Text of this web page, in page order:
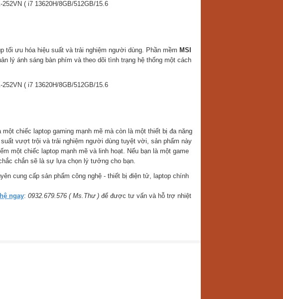
tối ưu hóa hiệu suất và trải nghiệm người dùng. Phần mềm MSI
lý ánh sáng bàn phím và theo dõi tình trạng hệ thống một cách
một chiếc laptop gaming mạnh mẽ mà còn là một thiết bị đa năng
vượt trội và trải nghiệm người dùng tuyệt vời, sản phẩm này
một chiếc laptop mạnh mẽ và linh hoạt. Nếu bạn là một game
chắn sẽ là sự lựa chọn lý tưởng cho bạn.
cung cấp sản phẩm công nghệ - thiết bị điện tử, laptop chính
ngay: 0932.679.576 ( Ms.Thư ) để được tư vấn và hỗ trợ nhiệt